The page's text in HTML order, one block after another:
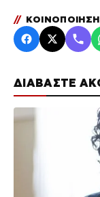
ΔΙΑΒΑΣΤΕ
// ΚΟΙΝΟΠΟΙΗΣΗ